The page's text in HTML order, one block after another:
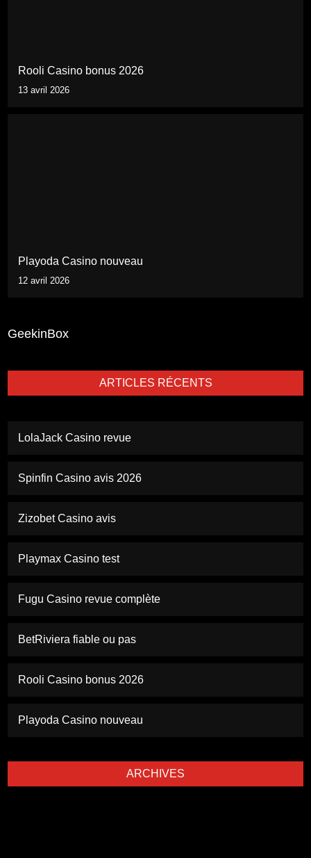
Rooli Casino bonus 2026
13 avril 2026
Playoda Casino nouveau
12 avril 2026
GeekinBox
ARTICLES RÉCENTS
LolaJack Casino revue
Spinfin Casino avis 2026
Zizobet Casino avis
Playmax Casino test
Fugu Casino revue complète
BetRiviera fiable ou pas
Rooli Casino bonus 2026
Playoda Casino nouveau
ARCHIVES